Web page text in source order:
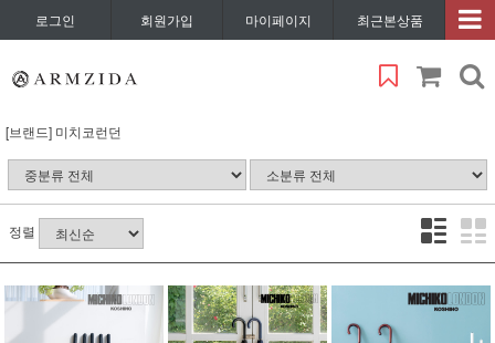
로그인 회원가입 마이페이지 최근본상품
[브랜드] 미치코런던
정렬